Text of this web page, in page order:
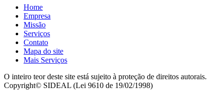
Home
Empresa
Missão
Serviços
Contato
Mapa do site
Mais Serviços
O inteiro teor deste site está sujeito à proteção de direitos autorais.
Copyright© SIDEAL (Lei 9610 de 19/02/1998)